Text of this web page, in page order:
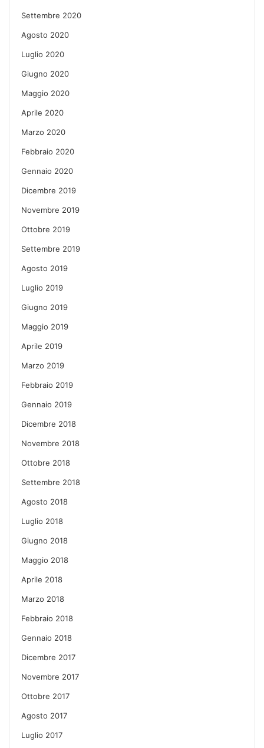
Settembre 2020
Agosto 2020
Luglio 2020
Giugno 2020
Maggio 2020
Aprile 2020
Marzo 2020
Febbraio 2020
Gennaio 2020
Dicembre 2019
Novembre 2019
Ottobre 2019
Settembre 2019
Agosto 2019
Luglio 2019
Giugno 2019
Maggio 2019
Aprile 2019
Marzo 2019
Febbraio 2019
Gennaio 2019
Dicembre 2018
Novembre 2018
Ottobre 2018
Settembre 2018
Agosto 2018
Luglio 2018
Giugno 2018
Maggio 2018
Aprile 2018
Marzo 2018
Febbraio 2018
Gennaio 2018
Dicembre 2017
Novembre 2017
Ottobre 2017
Agosto 2017
Luglio 2017